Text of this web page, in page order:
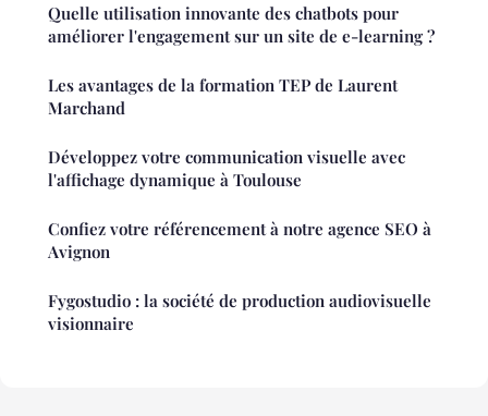
Quelle utilisation innovante des chatbots pour
améliorer l'engagement sur un site de e-learning ?
Les avantages de la formation TEP de Laurent
Marchand
Développez votre communication visuelle avec
l'affichage dynamique à Toulouse
Confiez votre référencement à notre agence SEO à
Avignon
Fygostudio : la société de production audiovisuelle
visionnaire